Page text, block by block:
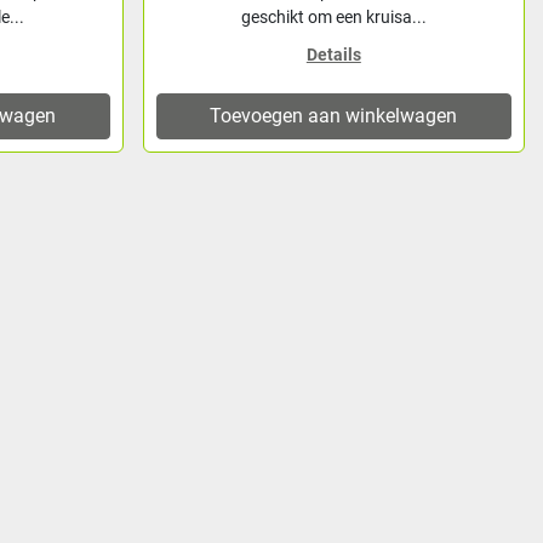
geschikt om een kruisa...
Details
Toevoegen aan winkelwagen